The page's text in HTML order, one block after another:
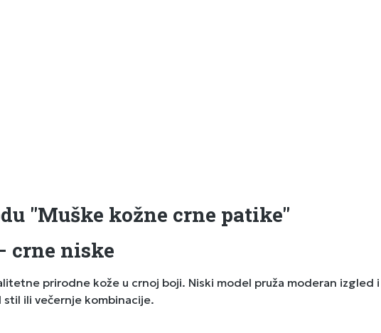
"Muške kožne crne patike"
crne niske
moderan izgled i potpunu udobnost tokom celog dana. Idealne su za
ili večernje kombinacije.